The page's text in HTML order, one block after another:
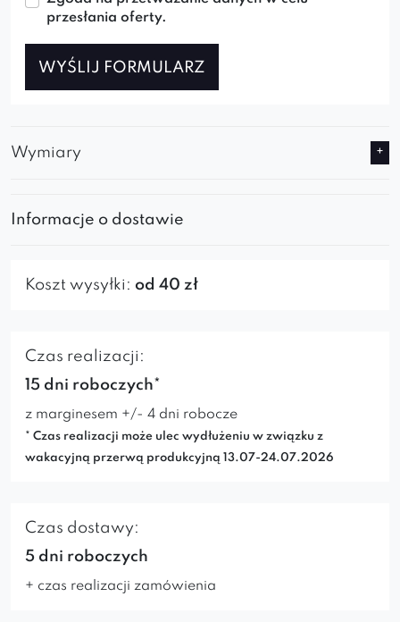
przesłania oferty.
WYŚLIJ FORMULARZ
Wymiary
Informacje o dostawie
Koszt wysyłki: od 40 zł
Czas realizacji:
15 dni roboczych*
z marginesem +/- 4 dni robocze
* Czas realizacji może ulec wydłużeniu w związku z
wakacyjną przerwą produkcyjną 13.07-24.07.2026
Czas dostawy:
5 dni roboczych
+ czas realizacji zamówienia